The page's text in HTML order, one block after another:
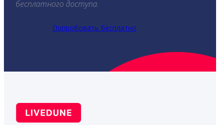
бесплатного доступа.
Попробовать бесплатно